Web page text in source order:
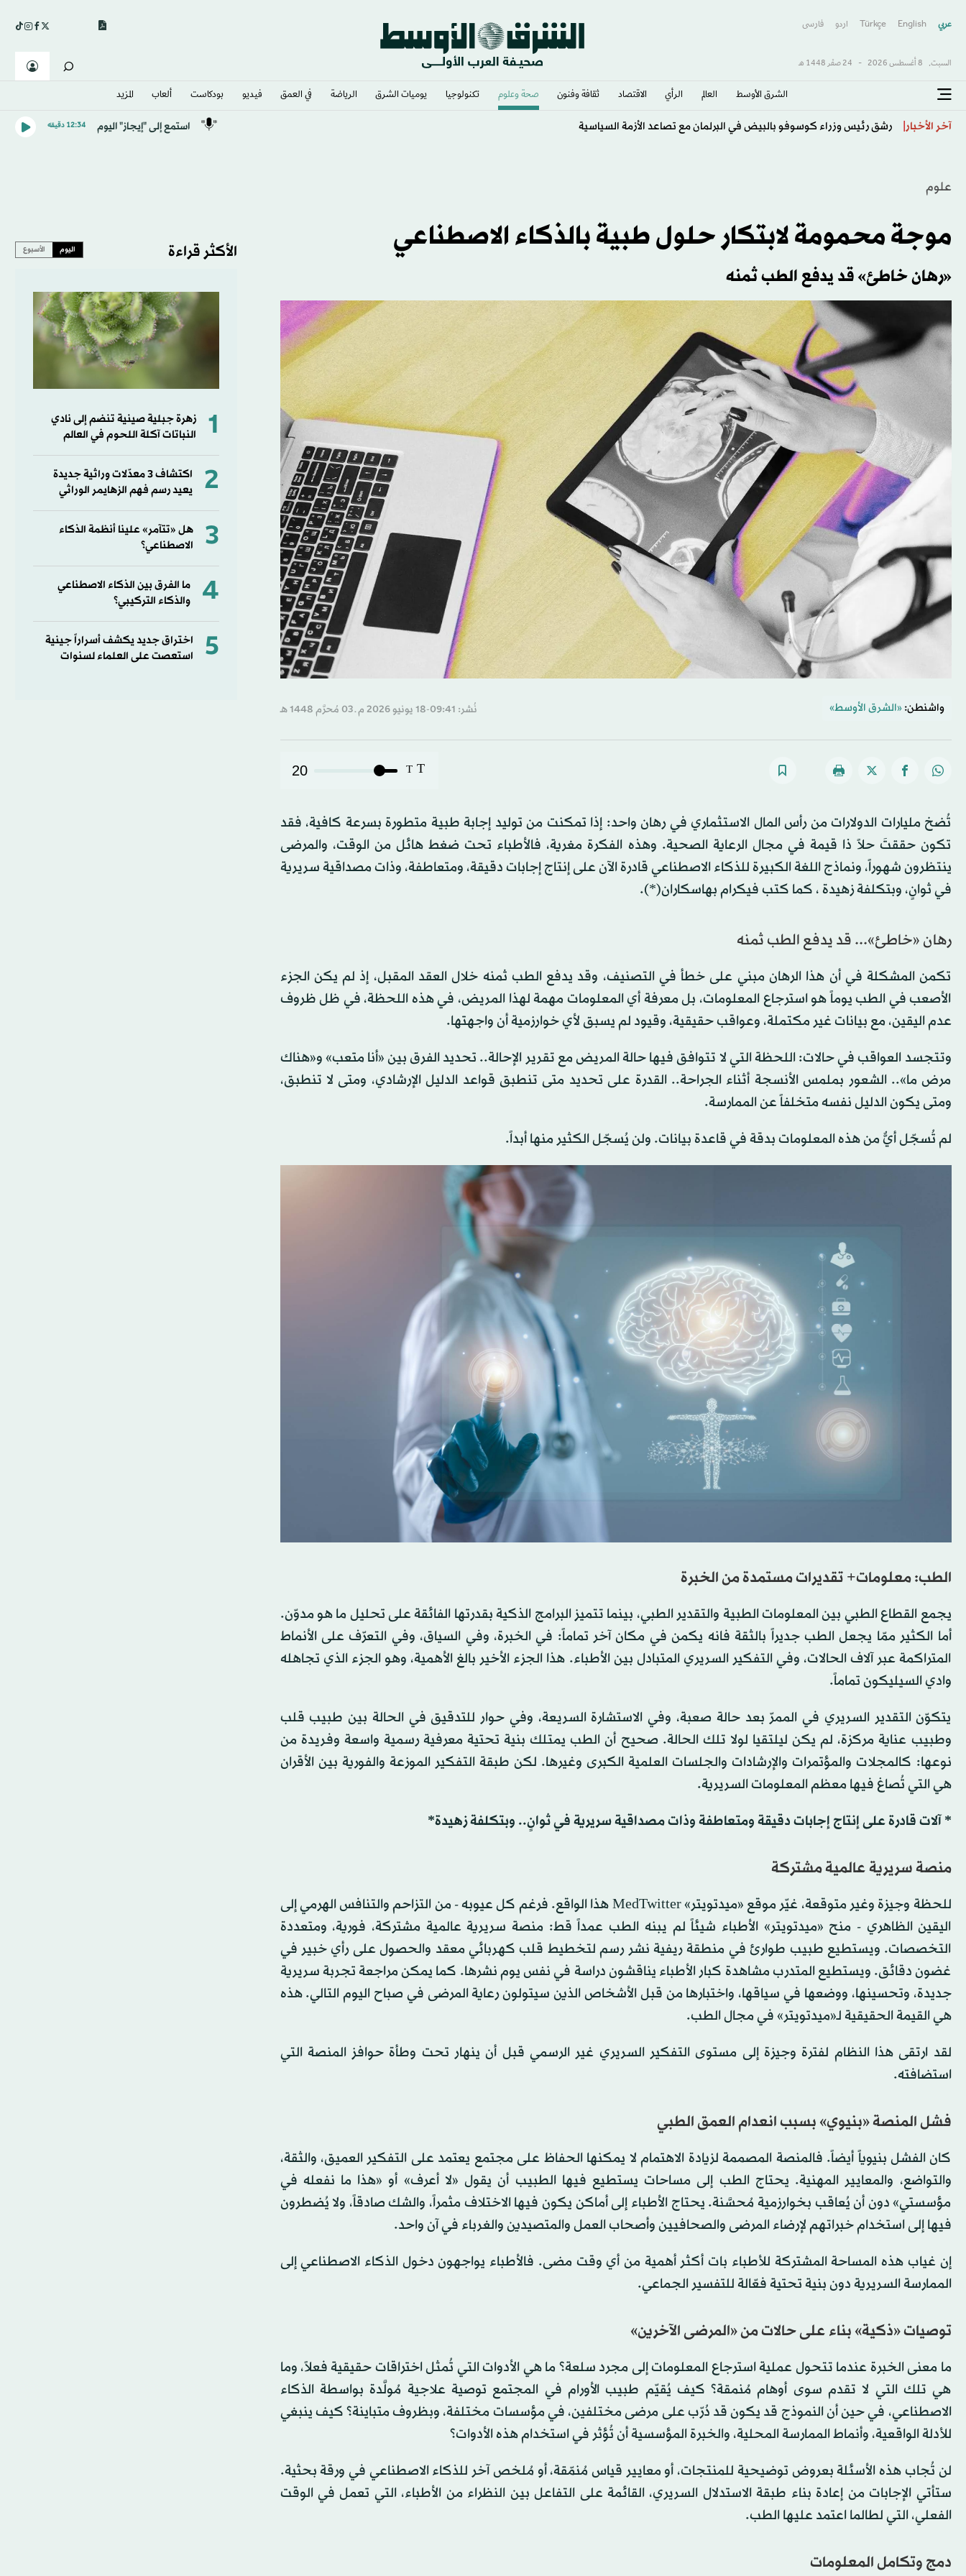
عربي English
Türkçe اردو فارسى
السبت, 8 أغسطس 2026 - 24 صفَر 1448 هـ
الشرق الأوسط​ العالم الرأي الاقتصاد ثقافة وفنون صحة وعلوم تكنولوجيا يوميات الشرق​ الرياضة في العمق فيديو بودكاست ألعاب المزيد
آخر الأخبار إيران ومقامرة «هرمز»... من فرصة التسوية إلى خطر العزلة استمع إلى "إيجاز" اليوم 12:34 دقيقه
علوم
موجة محمومة لابتكار حلول طبية بالذكاء الاصطناعي
«رهان خاطئ» قد يدفع الطب ثمنه
واشنطن: «الشرق الأوسط» نُشر: 09:41-18 يونيو 2026 م ـ 03 مُحرَّم 1448 هـ
T
T
20
تُضخ مليارات الدولارات من رأس المال الاستثماري في رهان واحد: إذا تمكنت من توليد إجابة طبية متطورة بسرعة كافية، فقد
تكون حققتَ حلاً ذا قيمة في مجال الرعاية الصحية. وهذه الفكرة مغرية، فالأطباء تحت ضغط هائل من الوقت، والمرضى
ينتظرون شهوراً، ونماذج اللغة الكبيرة للذكاء الاصطناعي قادرة الآن على إنتاج إجابات دقيقة، ومتعاطفة، وذات مصداقية سريرية
في ثوانٍ، وبتكلفة زهيدة ، كما كتب فيكرام بهاسكاران(*).
رهان «خاطئ»... قد يدفع الطب ثمنه
تكمن المشكلة في أن هذا الرهان مبني على خطأ في التصنيف، وقد يدفع الطب ثمنه خلال العقد المقبل، إذ لم يكن الجزء
الأصعب في الطب يوماً هو استرجاع المعلومات، بل معرفة أي المعلومات مهمة لهذا المريض، في هذه اللحظة، في ظل ظروف
عدم اليقين، مع بيانات غير مكتملة، وعواقب حقيقية، وقيود لم يسبق لأي خوارزمية أن واجهتها.
وتتجسد العواقب في حالات: اللحظة التي لا تتوافق فيها حالة المريض مع تقرير الإحالة.. تحديد الفرق بين «أنا متعب» و«هناك
مرض ما».. الشعور بملمس الأنسجة أثناء الجراحة.. القدرة على تحديد متى تنطبق قواعد الدليل الإرشادي، ومتى لا تنطبق،
ومتى يكون الدليل نفسه متخلفاً عن الممارسة.
لم تُسجّل أيٌّ من هذه المعلومات بدقة في قاعدة بيانات. ولن يُسجّل الكثير منها أبداً.
الطب: معلومات+ تقديرات مستمدة من الخبرة
يجمع القطاع الطبي بين المعلومات الطبية والتقدير الطبي، بينما تتميز البرامج الذكية بقدرتها الفائقة على تحليل ما هو مدوّن.
أما الكثير ممّا يجعل الطب جديراً بالثقة فانه يكمن في مكان آخر تماماً: في الخبرة، وفي السياق، وفي التعرّف على الأنماط
المتراكمة عبر آلاف الحالات، وفي التفكير السريري المتبادل بين الأطباء. هذا الجزء الأخير بالغ الأهمية، وهو الجزء الذي تجاهله
وادي السيليكون تماماً.
يتكوّن التقدير السريري في الممرّ بعد حالة صعبة، وفي الاستشارة السريعة، وفي حوار للتدقيق في الحالة بين طبيب قلب
وطبيب عناية مركزة، لم يكن ليلتقيا لولا تلك الحالة. صحيح أن الطب يمتلك بنية تحتية معرفية رسمية واسعة وفريدة من
نوعها: كالمجلات والمؤتمرات والإرشادات والجلسات العلمية الكبرى وغيرها. لكن طبقة التفكير الموزعة والفورية بين الأقران
هي التي تُصاغ فيها معظم المعلومات السريرية.
* آلات قادرة على إنتاج إجابات دقيقة ومتعاطفة وذات مصداقية سريرية في ثوانٍ.. وبتكلفة زهيدة*
منصة سريرية عالمية مشتركة
للحظة وجيزة وغير متوقعة، غيّر موقع «ميدتويتر» MedTwitter هذا الواقع. فرغم كل عيوبه - من التزاحم والتنافس الهرمي إلى
اليقين الظاهري - منح «ميدتويتر» الأطباء شيئاً لم يبنه الطب عمداً قط: منصة سريرية عالمية مشتركة، فورية، ومتعددة
التخصصات. ويستطيع طبيب طوارئ في منطقة ريفية نشر رسم لتخطيط قلب كهربائي معقد والحصول على رأي خبير في
غضون دقائق. ويستطيع المتدرب مشاهدة كبار الأطباء يناقشون دراسة في نفس يوم نشرها. كما يمكن مراجعة تجربة سريرية
جديدة، وتحسينها، ووضعها في سياقها، واختبارها من قبل الأشخاص الذين سيتولون رعاية المرضى في صباح اليوم التالي. هذه
هي القيمة الحقيقية لـ«ميدتويتر» في مجال الطب.
لقد ارتقى هذا النظام لفترة وجيزة إلى مستوى التفكير السريري غير الرسمي قبل أن ينهار تحت وطأة حوافز المنصة التي
استضافته.
فشل المنصة «بنيوي» بسبب انعدام العمق الطبي
كان الفشل بنيوياً أيضاً. فالمنصة المصممة لزيادة الاهتمام لا يمكنها الحفاظ على مجتمع يعتمد على التفكير العميق، والثقة،
والتواضع، والمعايير المهنية. يحتاج الطب إلى مساحات يستطيع فيها الطبيب أن يقول «لا أعرف» أو «هذا ما نفعله في
مؤسستي» دون أن يُعاقب بخوارزمية مُحسَّنة. يحتاج الأطباء إلى أماكن يكون فيها الاختلاف مثمراً، والشك صادقاً، ولا يُضطرون
فيها إلى استخدام خبراتهم لإرضاء المرضى والصحافيين وأصحاب العمل والمتصيدين والغرباء في آن واحد.
إن غياب هذه المساحة المشتركة للأطباء بات أكثر أهمية من أي وقت مضى. فالأطباء يواجهون دخول الذكاء الاصطناعي إلى
الممارسة السريرية دون بنية تحتية فعّالة للتفسير الجماعي.
توصيات «ذكية» بناء على حالات من «المرضى الآخرين»
ما معنى الخبرة عندما تتحول عملية استرجاع المعلومات إلى مجرد سلعة؟ ما هي الأدوات التي تُمثل اختراقات حقيقية فعلاً، وما
هي تلك التي لا تقدم سوى أوهام مُنمقة؟ كيف يُقيّم طبيب الأورام في المجتمع توصية علاجية مُولَّدة بواسطة الذكاء
الاصطناعي، في حين أن النموذج قد يكون قد دُرّب على مرضى مختلفين، في مؤسسات مختلفة، وبظروف متباينة؟ كيف ينبغي
للأدلة الواقعية، وأنماط الممارسة المحلية، والخبرة المؤسسية أن تُؤثر في استخدام هذه الأدوات؟
لن تُجاب هذه الأسئلة بعروض توضيحية للمنتجات، أو معايير قياس مُنمّقة، أو مُلخص آخر للذكاء الاصطناعي في ورقة بحثية.
ستأتي الإجابات من إعادة بناء طبقة الاستدلال السريري، القائمة على التفاعل بين النظراء من الأطباء، التي تعمل في الوقت
الفعلي، التي لطالما اعتمد عليها الطب.
دمج وتكامل المعلومات
الأكثر قراءة اليوم الأسبوع
1
زهرة جبلية صينية تنضم إلى نادي
النباتات آكلة اللحوم في العالم
2
اكتشاف 3 معدّلات وراثية جديدة
يعيد رسم فهم الزهايمر الوراثي
3
هل «تتآمر» علينا أنظمة الذكاء
الاصطناعي؟
4
ما الفرق بين الذكاء الاصطناعي
والذكاء التركيبي؟
5
اختراق جديد يكشف أسراراً جينية
استعصت على العلماء لسنوات